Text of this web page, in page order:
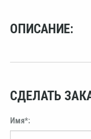
ОПИСАНИЕ:
СДЕЛАТЬ
Имя*: